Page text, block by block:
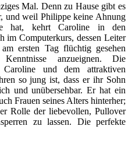
Mal. Denn zu Hause gibt es
und weil Philippe keine Ahnung
hat, kehrt Caroline in den
im Computerkurs, dessen Leiter
ersten Tag flüchtig gesehen
anzueignen. Die
Caroline und dem attraktiven
so jung ist, dass er ihr Sohn
und unübersehbar. Er hat ein
Frauen seines Alters hinterher;
Rolle der liebevollen, Pullover
zu lassen. Die perfekte